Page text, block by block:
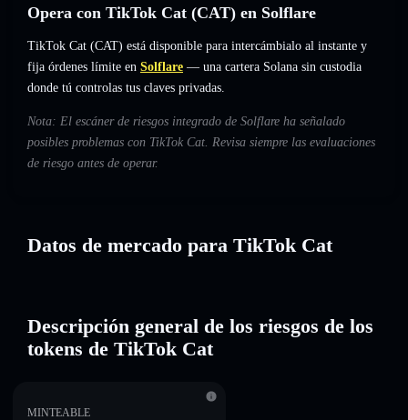
Opera con TikTok Cat (CAT) en Solflare
TikTok Cat (CAT) está disponible para intercámbialo al instante y
fija órdenes límite en Solflare — una cartera Solana sin custodia
donde tú controlas tus claves privadas.
Nota: El escáner de riesgos integrado de Solflare ha señalado
posibles problemas con TikTok Cat. Revisa siempre las evaluaciones
de riesgo antes de operar.
Datos de mercado para TikTok Cat
Descripción general de los riesgos de los
tokens de TikTok Cat
MINTEABLE